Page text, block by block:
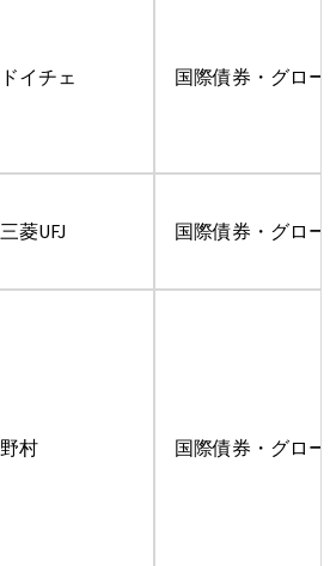
ドイチェ 国際債券・グロ
三菱UFJ 国際債券・グロ
野村 国際債券・グロ